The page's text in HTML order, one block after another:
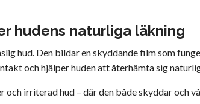
hudens naturliga läkning
hud. Den bildar en skyddande film som
och hjälper huden att återhämta sig
irriterad hud – där den både skyddar och